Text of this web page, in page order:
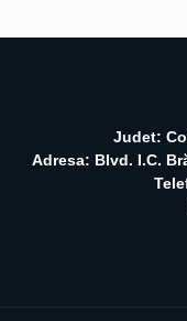
Judet:
Adresa: Blvd. I.C.